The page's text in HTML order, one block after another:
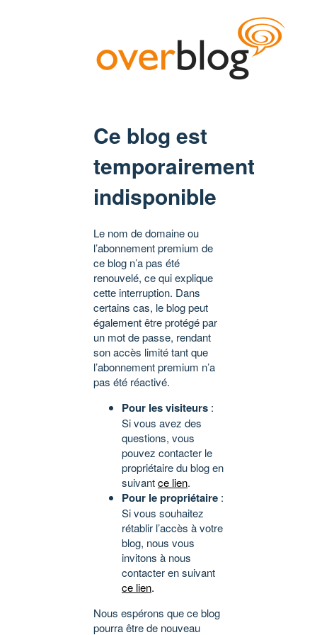
Ce blog est
temporairement
indisponible
Le nom de domaine ou
l’abonnement premium de
ce blog n’a pas été
renouvelé, ce qui explique
cette interruption. Dans
certains cas, le blog peut
également être protégé par
un mot de passe, rendant
son accès limité tant que
l’abonnement premium n’a
pas été réactivé.
Pour les visiteurs :
Si vous avez des
questions, vous
pouvez contacter le
propriétaire du blog en
suivantce lien.
Pour le propriétaire :
Si vous souhaitez
rétablir l’accès à votre
blog, nous vous
invitons à nous
contacter en suivant
ce lien.
Nous espérons que ce blog
pourra être de nouveau